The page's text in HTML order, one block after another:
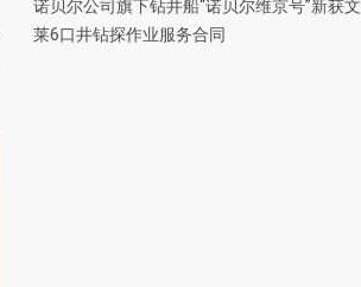
诺贝尔公司旗下钻井船“诺贝尔维京号”新获文
莱6口井钻探作业服务合同